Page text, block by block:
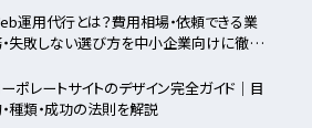
運用代行とは？費用相場・依頼できる業
失敗しない選び方を中小企業向けに徹底
ポレートサイトのデザイン完全ガイド｜目
種類・成功の法則を解説